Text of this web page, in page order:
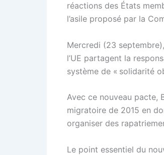
réactions des États
l’asile proposé par la
Mercredi (23
l’UE partagent la
système de « solidarité
Avec ce nouveau pacte,
migratoire de 2015 en
organiser des
Le point essentiel du